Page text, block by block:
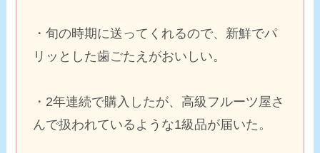
・旬の時期に送ってくれるので、 新鮮でパ
リッとした歯ごたえ がおいしい。
・2年連続で購入したが、高級フルーツ屋さ
んで扱われているような1級品が届いた。